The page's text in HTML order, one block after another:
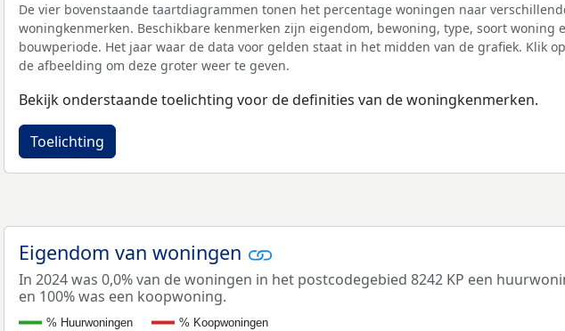
De vier bovenstaande taartdiagrammen tonen het percentage woningen naar
woningkenmerken. Beschikbare kenmerken zijn eigendom, bewoning, type, soort woning
bouwperiode. Het jaar waar de data voor gelden staat in het midden van de grafiek. Klik op
de afbeelding om deze groter weer te geven.
Bekijk onderstaande toelichting voor de definities van de woningkenmerken.
Toelichting
Eigendom van woningen
In 2024 was 0,0% van de woningen in het postcodegebied 8242 KP een
en 100% was een koopwoning.
% Huurwoningen % Koopwoningen